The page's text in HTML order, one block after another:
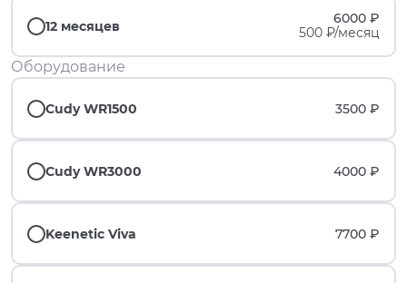
12 месяцев
6000 ₽
500 ₽/месяц
Оборудование
Cudy WR1500 3500 ₽
Cudy WR3000 4000 ₽
Keenetic Viva 7700 ₽